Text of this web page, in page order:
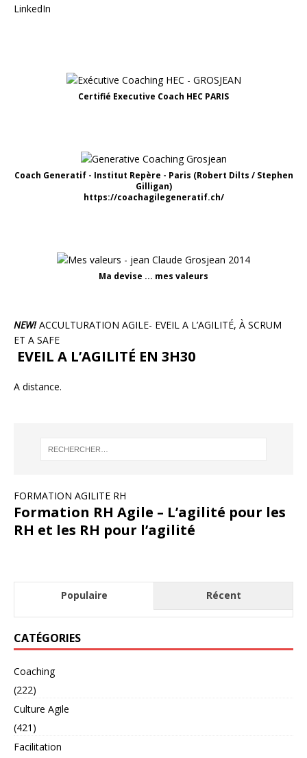
Certifié Executive Coach HEC PARIS
Coach Generatif - Institut Repère - Paris (Robert Dilts / Stephen
Gilligan)
https://coachagilegeneratif.ch/
Ma devise ... mes valeurs
NEW!ACCULTURATION AGILE- EVEIL A L’AGILITÉ, À SCRUM
ET A SAFE
EVEIL A L’AGILITÉ EN 3H30
A distance.
FORMATION AGILITE RH
Formation RH Agile – L’agilité pour les
RH et les RH pour l’agilité
Populaire Récent
CATÉGORIES
Coaching
(222)
Culture Agile
(421)
Facilitation